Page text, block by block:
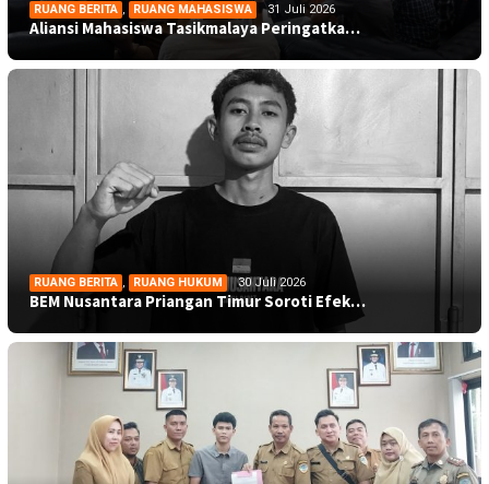
RUANG BERITA , RUANG MAHASISWA 31 Juli 2026
Aliansi Mahasiswa Tasikmalaya Peringatka…
RUANG BERITA , RUANG HUKUM 30 Juli 2026
BEM Nusantara Priangan Timur Soroti Efek…